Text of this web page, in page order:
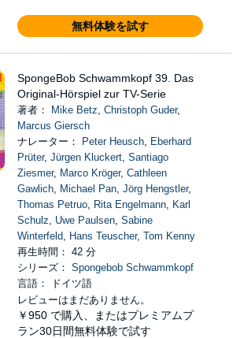
無料体験を試す
SpongeBob Schwammkopf 39. Das
Original-Hörspiel zur TV-Serie
著者： Mike Betz, Christoph Guder,
Marcus Giersch
ナレーター：
Peter Heusch, Eberhard
Prüter, Jürgen Kluckert, Santiago
Ziesmer, Marco Kröger, Cathleen
Gawlich, Michael Pan, Jörg Hengstler,
Thomas Petruo, Rita Engelmann, Karl
Schulz, Uwe Paulsen, Sabine
Winterfeld, Hans Teuscher, Tom Kenny
再生時間： 42 分
シリーズ： Spongebob Schwammkopf
言語： ドイツ語
レビューはまだありません。
￥950 で購入、またはプレミアムプ
ラン30日間無料体験で試す